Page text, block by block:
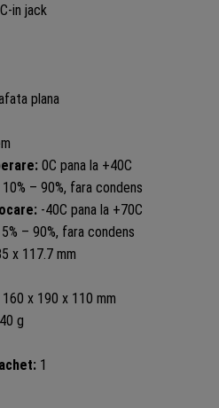
in jack
plana
0C pana la +40C
– 90%, fara condens
-40C pana la +70C
– 90%, fara condens
x 117.7 mm
x 190 x 110 mm
g
1